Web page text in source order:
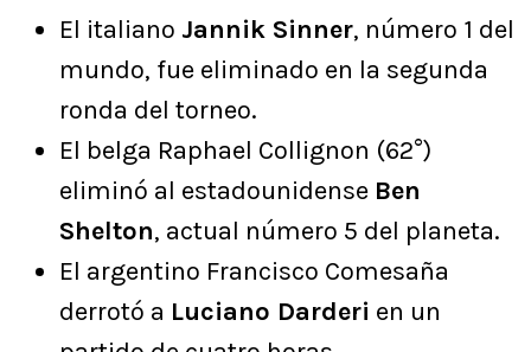
El italiano Jannik Sinner, número 1 del
mundo, fue eliminado en la segunda
ronda del torneo.
El belga Raphael Collignon (62°)
eliminó al estadounidense Ben
Shelton, actual número 5 del planeta.
El argentino Francisco Comesaña
derrotó a Luciano Darderi en un